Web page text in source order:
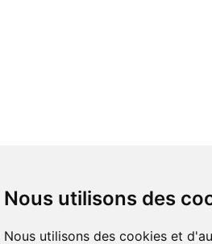
Nous utilisons des
Nous utilisons des cookies et d'autres technologies de suivi